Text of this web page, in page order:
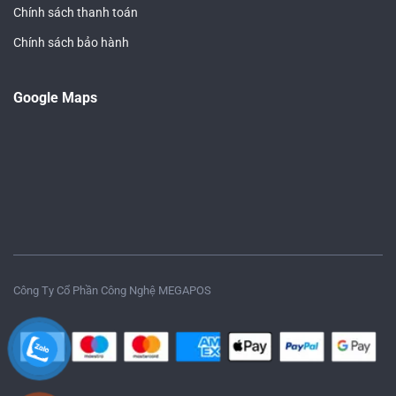
lượng
giá
Chính sách thanh toán
Chính sách bảo hành
Google Maps
Công Ty Cổ Phần Công Nghệ MEGAPOS